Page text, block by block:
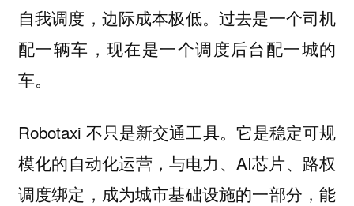
自我调度，边际成本极低。过去是一个司机
配一辆车，现在是一个调度后台配一城的
车。
Robotaxi 不只是新交通工具。它是稳定可规
模化的自动化运营，与电力、AI芯片、路权
调度绑定，成为城市基础设施的一部分，能